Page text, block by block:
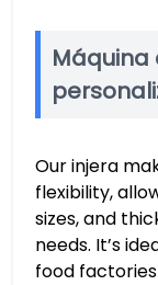
Máquina
Our injera
flexibility,
sizes, and
needs. It’s
food